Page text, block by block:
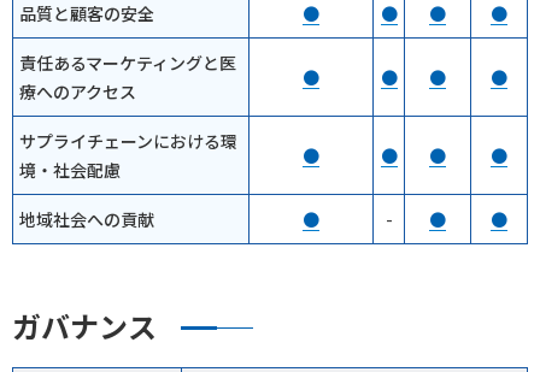
品質と顧客の安全 ● ● ● ●
責任あるマーケティングと医
療へのアクセス
● ● ● ●
サプライチェーンにおける環
境・社会配慮
● ● ● ●
地域社会への貢献 ● - ● ●
ガバナンス